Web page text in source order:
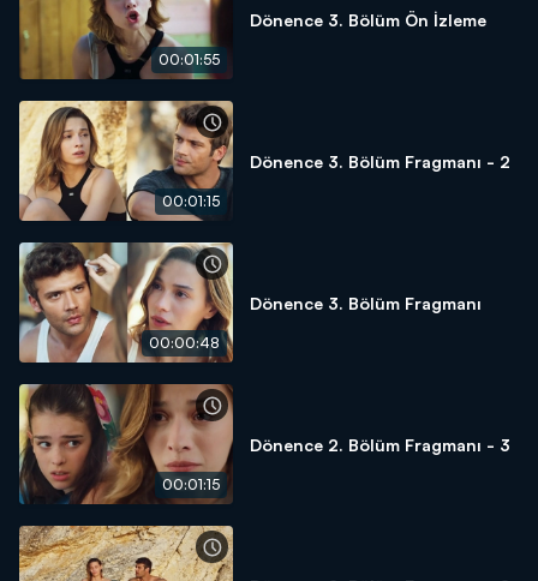
00:01:55
Dönence 3. Bölüm Ön İzleme
00:01:15
Dönence 3. Bölüm Fragmanı - 2
00:00:48
Dönence 3. Bölüm Fragmanı
00:01:15
Dönence 2. Bölüm Fragmanı - 3